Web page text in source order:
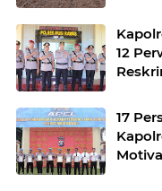
12
17